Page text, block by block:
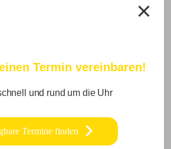
Termin vereinbaren!
und rund um die Uhr
Termine finden